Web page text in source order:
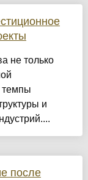
не только
темпы
и
после